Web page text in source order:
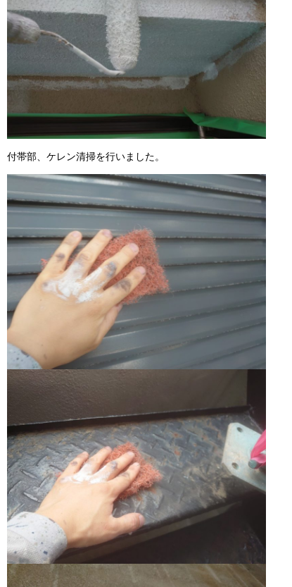
付帯部、ケレン清掃を行いました。